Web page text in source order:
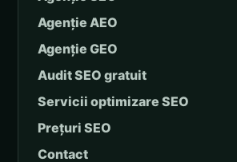
Agenție AEO
Agenție GEO
Audit SEO gratuit
Servicii optimizare SEO
Prețuri SEO
Contact